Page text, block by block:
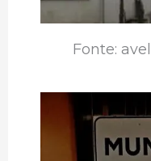
Fonte: